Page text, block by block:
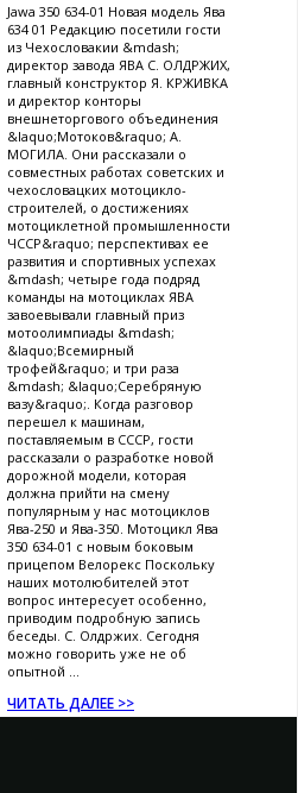
Jawa 350 634-01 Новая модель Ява
634 01 Редакцию посетили гости
из Чехословакии &mdash;
директор завода ЯВА С. ОЛДРЖИХ,
главный конструктор Я. КРЖИВКА
и директор конторы
внешнеторгового объединения
&laquo;Мотоков&raquo; А.
МОГИЛА. Они рассказали о
совместных работах советских и
чехословацких мотоцикло-
строителей, о достижениях
мотоциклетной промышленности
ЧССР&raquo; перспективах ее
развития и спортивных успехах
&mdash; четыре года подряд
команды на мотоциклах ЯВА
завоевывали главный приз
мотоолимпиады &mdash;
&laquo;Всемирный
трофей&raquo; и три раза
&mdash; &laquo;Серебряную
вазу&raquo;. Когда разговор
перешел к машинам,
поставляемым в СССР, гости
рассказали о разработке новой
дорожной модели, которая
должна прийти на смену
популярным у нас мотоциклов
Ява-250 и Ява-350. Мотоцикл Ява
350 634-01 с новым боковым
прицепом Велорекс Поскольку
наших мотолюбителей этот
вопрос интересует особенно,
приводим подробную запись
беседы. С. Олдржих. Сегодня
можно говорить уже не об
опытной ...
ЧИТАТЬ ДАЛЕЕ >>